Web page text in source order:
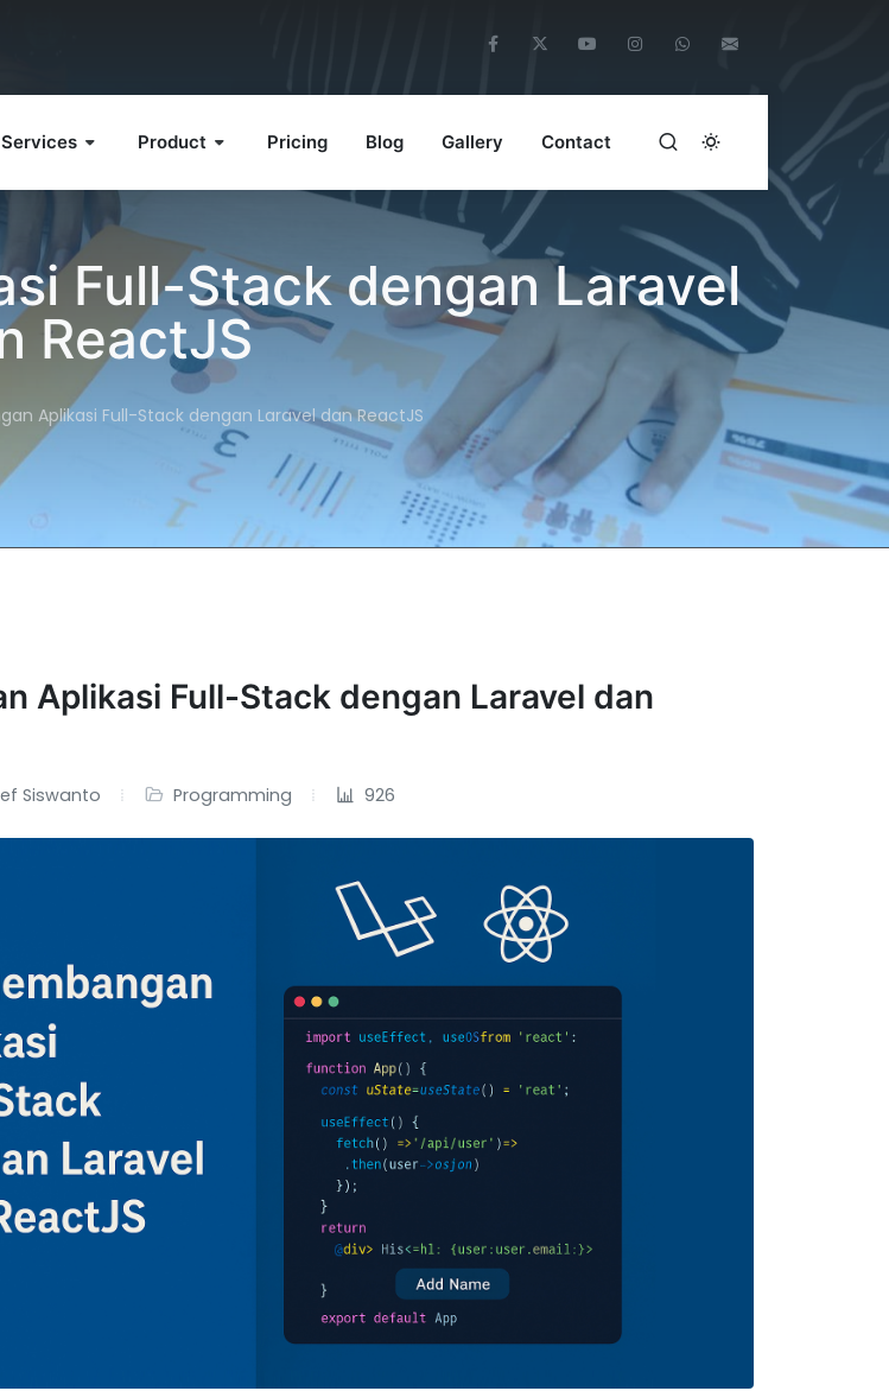
Services Product Pricing Blog Gallery Contact
Full-Stack dengan Laravel
ReactJS
Aplikasi Full-Stack dengan Laravel dan ReactJS
Aplikasi Full-Stack dengan Laravel dan
Siswanto Programming 926